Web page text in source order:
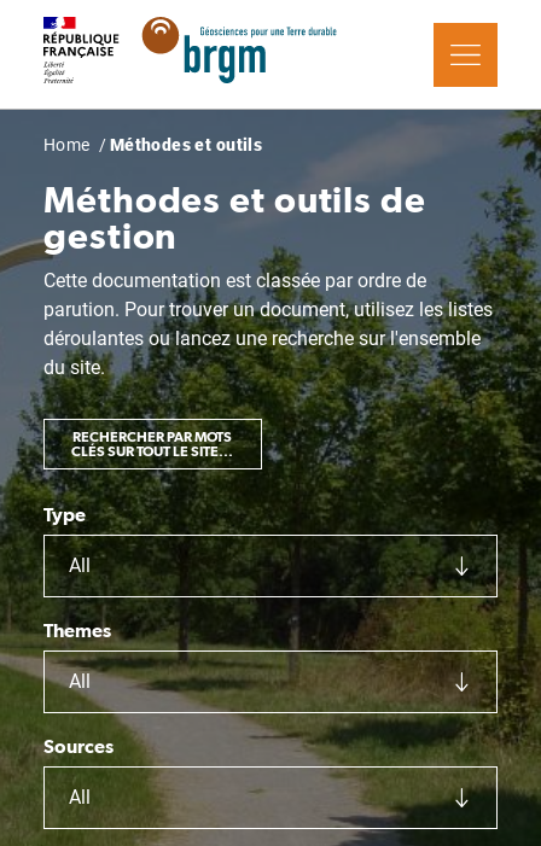
Breadcrumb
Home Méthodes et outils
Méthodes et outils de
gestion
Cette documentation est classée par ordre de
parution. Pour trouver un document, utilisez les listes
déroulantes ou lancez une recherche sur l'ensemble
du site.
RECHERCHER PAR MOTS
CLÉS SUR TOUT LE SITE...
Type
All
Themes
All
Sources
All